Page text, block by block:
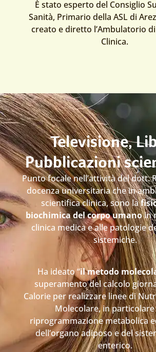
È stato esperto del Consiglio
Sanità, Primario della ASL di
creato e diretto l’Ambulatorio
Clinica.
Televisione,
Pubblicazioni
Punto focale nell’attività del dott.
docenza universitaria che in
scientifica clinica, sono la
biochimica del corpo umanoin
clinica medica e alle patologie
sistemiche.
Ha ideato “il metodo
superamento del calcolo
Calorie per realizzare linee di
Molecolare, in
riprogrammazione metabolica
dell’organo adiposo e del
enterico.